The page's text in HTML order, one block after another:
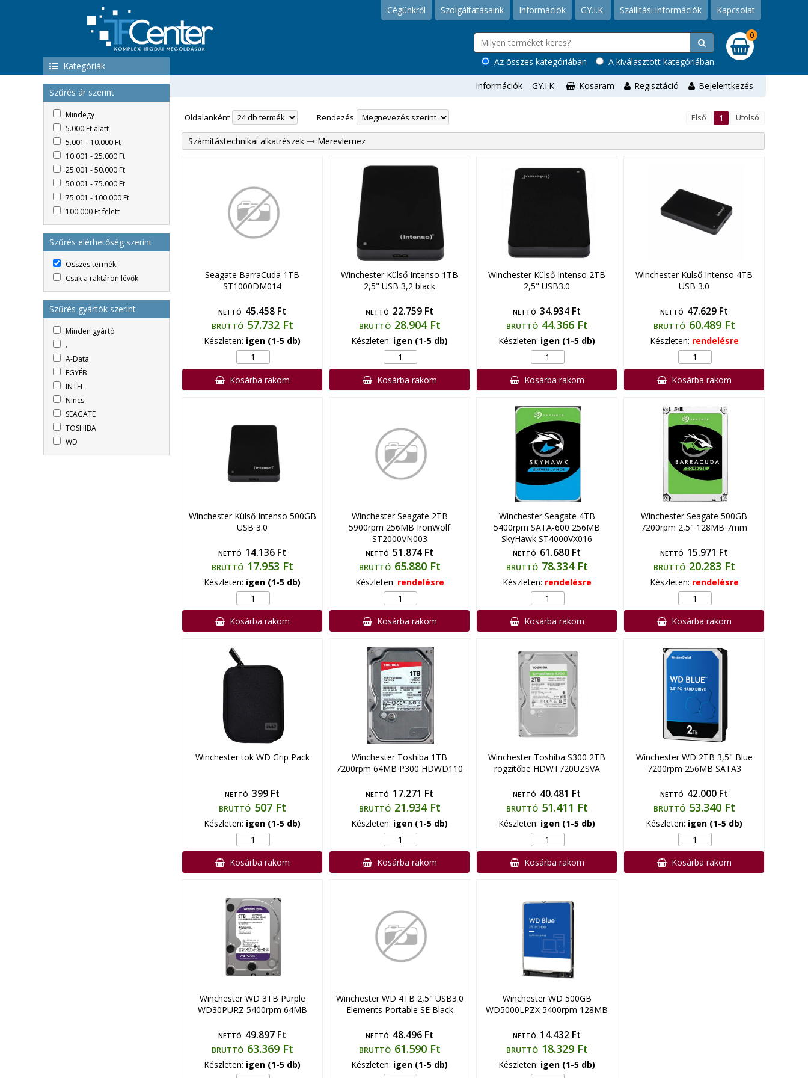
Cégünkről Szolgáltatásaink Információk GY.I.K. Szállítási információk Kapcsolat
A kiválasztott kategóriában
Az összes kategóriában
0
Kategóriák
Szűrés ár szerint
Mindegy
5.000 Ft alatt
5.001 - 10.000 Ft
10.001 - 25.000 Ft
25.001 - 50.000 Ft
50.001 - 75.000 Ft
75.001 - 100.000 Ft
100.000 Ft felett
Szűrés elérhetőség szerint
Összes termék
Csak a raktáron lévők
Szűrés gyártók szerint
Minden gyártó
.
A-Data
EGYÉB
INTEL
Nincs
SEAGATE
TOSHIBA
WD
Információk GY.I.K. Kosaram Regisztáció Bejelentkezés
Oldalanként Rendezés Első 1 Utolsó
Számítástechnikai alkatrészek Merevlemez
Seagate BarraCuda 1TB
ST1000DM014
NETTÓ 45.458 Ft
BRUTTÓ 57.732 Ft
Készleten: igen (1-5 db)
Kosárba rakom
Winchester Külső Intenso 1TB
2,5" USB 3,2 black
NETTÓ 22.759 Ft
BRUTTÓ 28.904 Ft
Készleten: igen (1-5 db)
Kosárba rakom
Winchester Külső Intenso 2TB
2,5" USB3.0
NETTÓ 34.934 Ft
BRUTTÓ 44.366 Ft
Készleten: igen (1-5 db)
Kosárba rakom
Winchester Külső Intenso 4TB
USB 3.0
NETTÓ 47.629 Ft
BRUTTÓ 60.489 Ft
Készleten: rendelésre
Kosárba rakom
Winchester Külső Intenso 500GB
USB 3.0
NETTÓ 14.136 Ft
BRUTTÓ 17.953 Ft
Készleten: igen (1-5 db)
Kosárba rakom
Winchester Seagate 2TB
5900rpm 256MB IronWolf
ST2000VN003
NETTÓ 51.874 Ft
BRUTTÓ 65.880 Ft
Készleten: rendelésre
Kosárba rakom
Winchester Seagate 4TB
5400rpm SATA-600 256MB
SkyHawk ST4000VX016
NETTÓ 61.680 Ft
BRUTTÓ 78.334 Ft
Készleten: rendelésre
Kosárba rakom
Winchester Seagate 500GB
7200rpm 2,5" 128MB 7mm
NETTÓ 15.971 Ft
BRUTTÓ 20.283 Ft
Készleten: rendelésre
Kosárba rakom
Winchester tok WD Grip Pack
NETTÓ 399 Ft
BRUTTÓ 507 Ft
Készleten: igen (1-5 db)
Kosárba rakom
Winchester Toshiba 1TB
7200rpm 64MB P300 HDWD110
NETTÓ 17.271 Ft
BRUTTÓ 21.934 Ft
Készleten: igen (1-5 db)
Kosárba rakom
Winchester Toshiba S300 2TB
rögzítőbe HDWT720UZSVA
NETTÓ 40.481 Ft
BRUTTÓ 51.411 Ft
Készleten: igen (1-5 db)
Kosárba rakom
Winchester WD 2TB 3,5" Blue
7200rpm 256MB SATA3
NETTÓ 42.000 Ft
BRUTTÓ 53.340 Ft
Készleten: igen (1-5 db)
Kosárba rakom
Winchester WD 3TB Purple
WD30PURZ 5400rpm 64MB
NETTÓ 49.897 Ft
BRUTTÓ 63.369 Ft
Készleten: igen (1-5 db)
Winchester WD 4TB 2,5" USB3.0
Elements Portable SE Black
NETTÓ 48.496 Ft
BRUTTÓ 61.590 Ft
Készleten: igen (1-5 db)
Winchester WD 500GB
WD5000LPZX 5400rpm 128MB
NETTÓ 14.432 Ft
BRUTTÓ 18.329 Ft
Készleten: igen (1-5 db)